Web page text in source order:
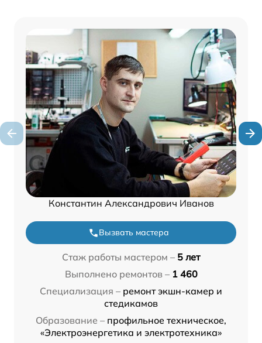
Константин Александрович Иванов
Вызвать мастера
Стаж работы мастером – 5 лет
Выполнено ремонтов – 1 460
Специализация – ремонт экшн-камер и
стедикамов
Образование – профильное техническое,
«Электроэнергетика и электротехника»